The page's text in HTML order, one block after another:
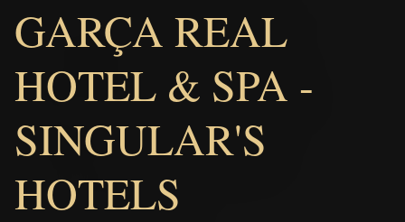
GARÇA REAL
HOTEL & SPA -
SINGULAR'S
HOTELS